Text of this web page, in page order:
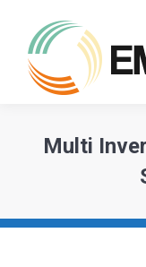
Multi